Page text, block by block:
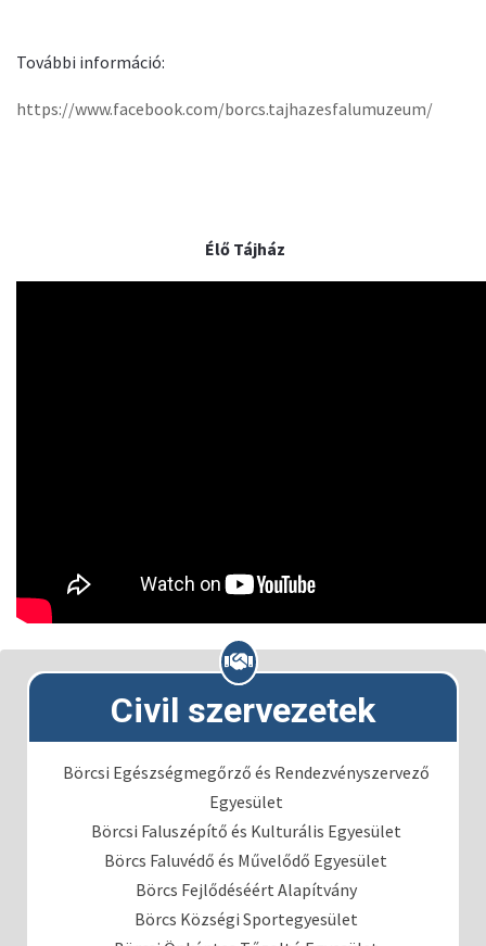
További információ:
https://www.facebook.com/borcs.tajhazesfalumuzeum/
Élő Tájház
Civil szervezetek
Börcsi Egészségmegőrző és Rendezvényszervező
Egyesület
Börcsi Faluszépítő és Kulturális Egyesület
Börcs Faluvédő és Művelődő Egyesület
Börcs Fejlődéséért Alapítvány
Börcs Községi Sportegyesület